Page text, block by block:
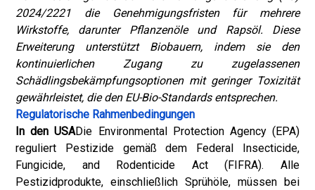
2024/2221 die Genehmigungsfristen für mehrere
Wirkstoffe, darunter Pflanzenöle und Rapsöl. Diese
Erweiterung unterstützt Biobauern, indem sie den
kontinuierlichen Zugang zu zugelassenen
Schädlingsbekämpfungsoptionen mit geringer Toxizität
gewährleistet, die den EU-Bio-Standards entsprechen.
Regulatorische Rahmenbedingungen
In den USADie Environmental Protection Agency (EPA)
reguliert Pestizide gemäß dem Federal Insecticide,
Fungicide, and Rodenticide Act (FIFRA). Alle
Pestizidprodukte, einschließlich Sprühöle, müssen bei